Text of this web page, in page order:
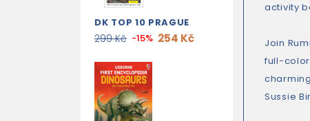
DK TOP 10 PRAGUE
299 Kč -15% 254 Kč
activity
Join
full-
Sussie